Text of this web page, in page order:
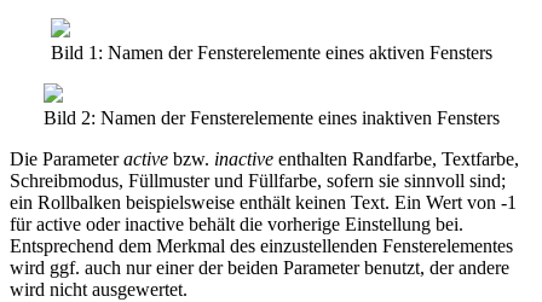
Bild 1: Namen der Fensterelemente eines aktiven Fensters
Bild 2: Namen der Fensterelemente eines inaktiven Fensters
Die Parameteractive bzw. inactive enthalten Randfarbe, Textfarbe,
Schreibmodus, Füllmuster und Füllfarbe, sofern sie sinnvoll sind;
ein Rollbalken beispielsweise enthält keinen Text. Ein Wert von -1
für active oder inactive behält die vorherige Einstellung bei.
Entsprechend dem Merkmal des einzustellenden Fensterelementes
wird ggf. auch nur einer der beiden Parameter benutzt, der andere
wird nicht ausgewertet.